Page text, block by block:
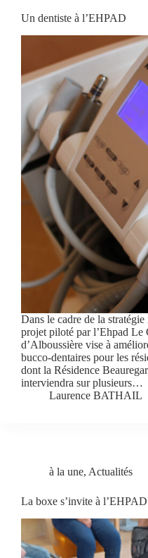
Un dentiste à l’EHPAD
Dans le cadre de la
projet piloté par l’Ehpad Le
d’Alboussière vise à
bucco-dentaires pour les
dont la Résidence
interviendra sur plusieurs…
Laurence BATHAIL
à la une, Actualités
La boxe s’invite à l’EHPAD